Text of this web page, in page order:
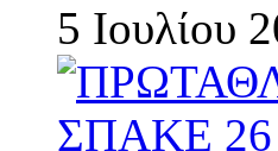
5 Ιουλίου